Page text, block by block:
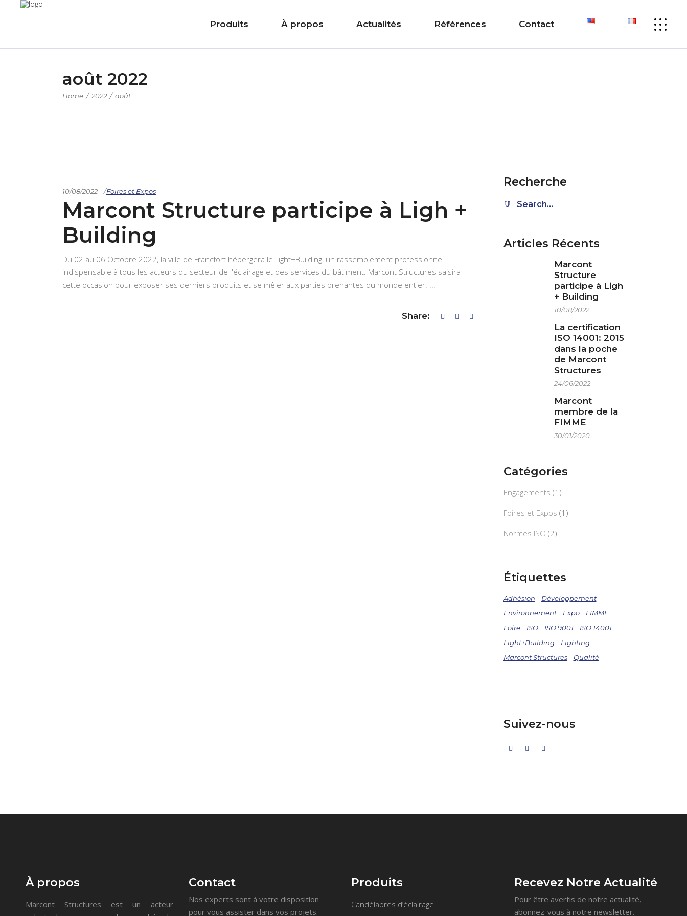
Produits À propos Actualités Références Contact
août 2022
Home / 2022 / août
10/08/2022 Foires et Expos
Marcont Structure participe à Ligh +
Building
Du 02 au 06 Octobre 2022, la ville de Francfort hébergera le Light+Building, un rassemblement professionnel
indispensable à tous les acteurs du secteur de l'éclairage et des services du bâtiment. Marcont Structures saisira
cette occasion pour exposer ses derniers produits et se mêler aux parties prenantes du monde entier.
Share:
Recherche
Search
Articles Récents
Marcont
Structure
participe à Ligh
+ Building
10/08/2022
La certification
ISO 14001: 2015
dans la poche
de Marcont
Structures
24/06/2022
Marcont
membre de la
FIMME
30/01/2020
Catégories
Engagements (1)
Foires et Expos (1)
Normes ISO (2)
Étiquettes
Adhésion
Développement
Environnement
Expo
FIMME
Foire
ISO ISO 9001
ISO 14001
Light+Building
Lighting
Marcont Structures
Qualité
Suivez-nous
À propos
Marcont Structures est un acteur
Contact
Nos experts sont à votre disposition
pour vous assister dans vos projets.
Produits
Candélabres d’éclairage
Recevez Notre Actualité
Pour être avertis de notre actualité,
abonnez-vous à notre newsletter.